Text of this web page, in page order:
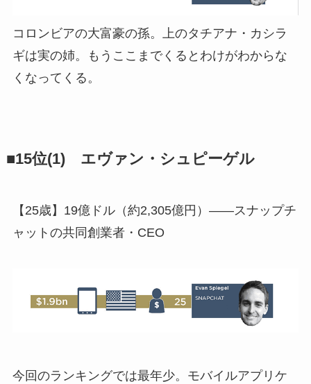
コロンビアの大富豪の孫。上のタチアナ・カシラ
ギは実の姉。もうここまでくるとわけがわからな
くなってくる。
■15位(1) エヴァン・シュピーゲル
【25歳】19億ドル（約2,305億円）――スナップチ
ャットの共同創業者・CEO
今回のランキングでは最年少。モバイルアプリケ